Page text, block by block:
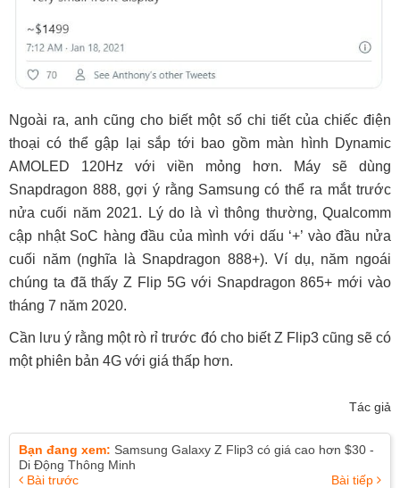
Ngoài ra, anh cũng cho biết một số chi tiết của chiếc điện
thoại có thể gập lại sắp tới bao gồm màn hình Dynamic
AMOLED 120Hz với viền mỏng hơn. Máy sẽ dùng
Snapdragon 888, gợi ý rằng Samsung có thể ra mắt trước
nửa cuối năm 2021. Lý do là vì thông thường, Qualcomm
cập nhật SoC hàng đầu của mình với dấu ‘+’ vào đầu nửa
cuối năm (nghĩa là Snapdragon 888+). Ví dụ, năm ngoái
chúng ta đã thấy Z Flip 5G với Snapdragon 865+ mới vào
tháng 7 năm 2020.
Cần lưu ý rằng một rò rỉ trước đó cho biết Z Flip3 cũng sẽ có
một phiên bản 4G với giá thấp hơn.
Tác giả
Bạn đang xem: Samsung Galaxy Z Flip3 có giá cao hơn $30 -
Di Động Thông Minh
Bài trước
Bài tiếp